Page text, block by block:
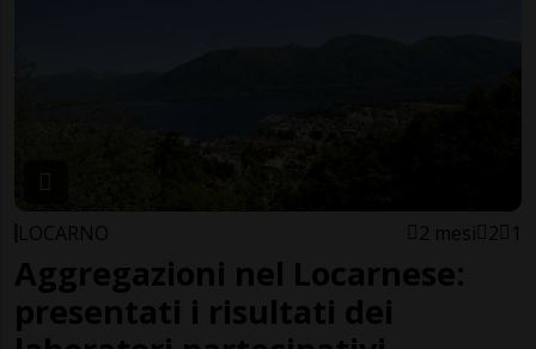
LOCARNO 2 mesi 2 1
Aggregazioni nel Locarnese:
presentati i risultati dei